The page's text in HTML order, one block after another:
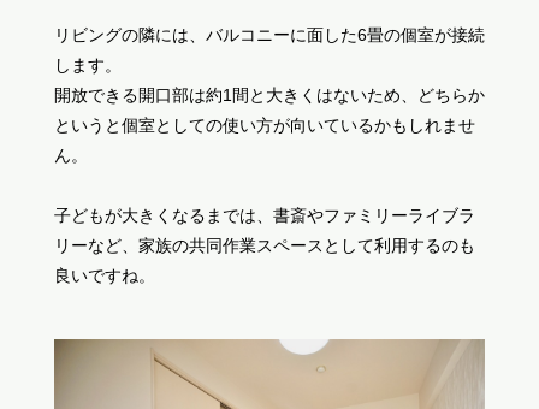
リビングの隣には、バルコニーに面した6畳の個室が接続
します。
開放できる開口部は約1間と大きくはないため、どちらか
というと個室としての使い方が向いているかもしれませ
ん。
子どもが大きくなるまでは、書斎やファミリーライブラ
リーなど、家族の共同作業スペースとして利用するのも
良いですね。